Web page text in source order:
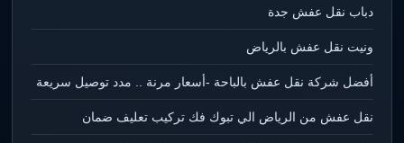
دباب نقل عفش جدة
ونيت نقل عفش بالرياض
أفضل شركة نقل عفش بالباحة -أسعار مرنة .. مدد توصيل سريعة
نقل عفش من الرياض الي تبوك فك تركيب تعليف ضمان